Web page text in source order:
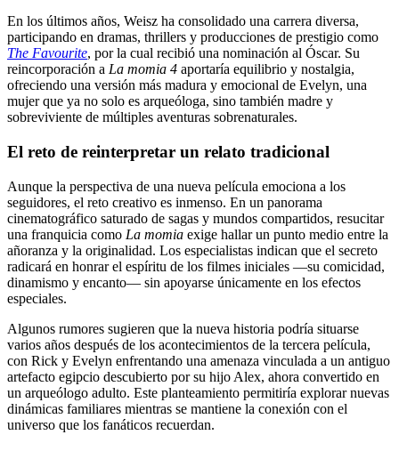
En los últimos años, Weisz ha consolidado una carrera diversa,
participando en dramas, thrillers y producciones de prestigio como
The Favourite, por la cual recibió una nominación al Óscar. Su
reincorporación a La momia 4 aportaría equilibrio y nostalgia,
ofreciendo una versión más madura y emocional de Evelyn, una
mujer que ya no solo es arqueóloga, sino también madre y
sobreviviente de múltiples aventuras sobrenaturales.
El reto de reinterpretar un relato tradicional
Aunque la perspectiva de una nueva película emociona a los
seguidores, el reto creativo es inmenso. En un panorama
cinematográfico saturado de sagas y mundos compartidos, resucitar
una franquicia como La momia exige hallar un punto medio entre la
añoranza y la originalidad. Los especialistas indican que el secreto
radicará en honrar el espíritu de los filmes iniciales —su comicidad,
dinamismo y encanto— sin apoyarse únicamente en los efectos
especiales.
Algunos rumores sugieren que la nueva historia podría situarse
varios años después de los acontecimientos de la tercera película,
con Rick y Evelyn enfrentando una amenaza vinculada a un antiguo
artefacto egipcio descubierto por su hijo Alex, ahora convertido en
un arqueólogo adulto. Este planteamiento permitiría explorar nuevas
dinámicas familiares mientras se mantiene la conexión con el
universo que los fanáticos recuerdan.